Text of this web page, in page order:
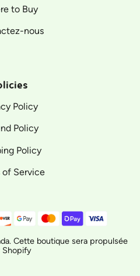
to Buy
nous
Policy
Policy
Policy
of Service
. Cette boutique sera propulsée
Shopify